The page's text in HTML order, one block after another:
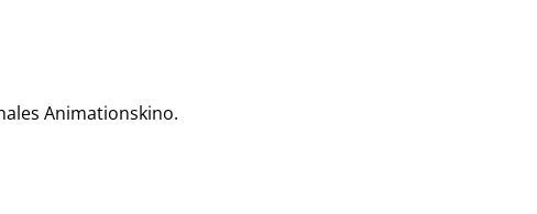
Animationskino.